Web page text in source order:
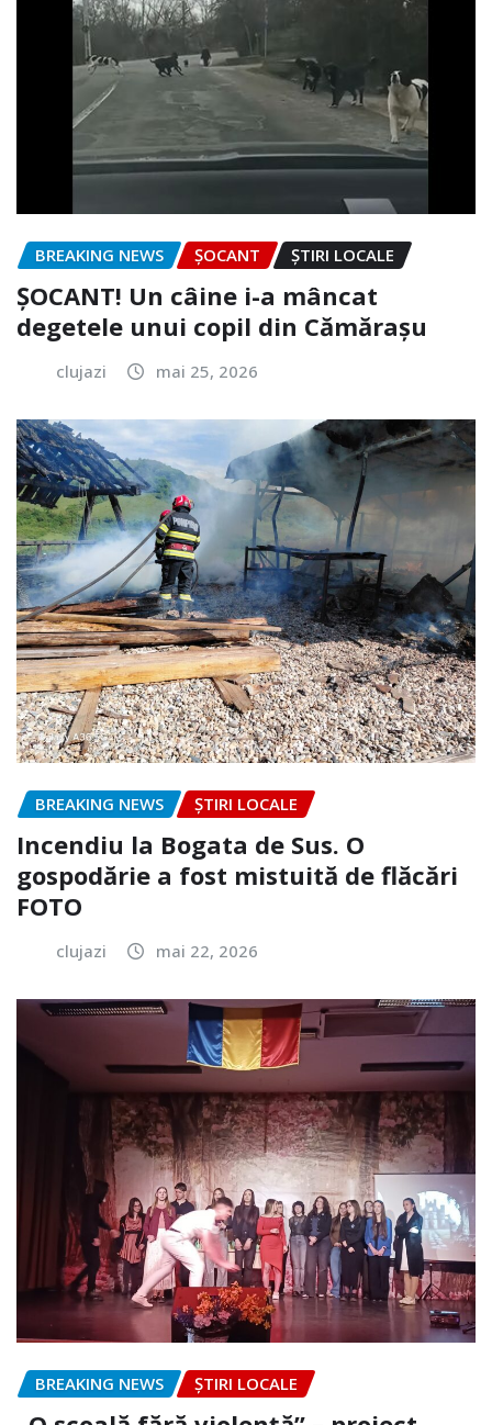
BREAKING NEWS ȘOCANT ȘTIRI LOCALE
ȘOCANT! Un câine i-a mâncat
degetele unui copil din Cămărașu
clujazi mai 25, 2026
BREAKING NEWS ȘTIRI LOCALE
Incendiu la Bogata de Sus. O
gospodărie a fost mistuită de flăcări
FOTO
clujazi mai 22, 2026
BREAKING NEWS ȘTIRI LOCALE